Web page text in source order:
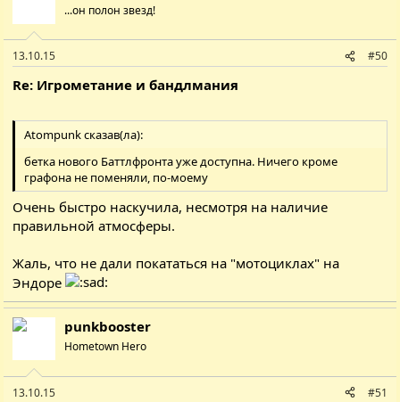
...он полон звезд!
13.10.15 #50
Re: Игрометание и бандлмания
Atompunk сказав(ла):
бетка нового Баттлфронта уже доступна. Ничего кроме
графона не поменяли, по-моему
Очень быстро наскучила, несмотря на наличие
правильной атмосферы.
Жаль, что не дали покататься на "мотоциклах" на
Эндоре
punkbooster
Hometown Hero
13.10.15 #51